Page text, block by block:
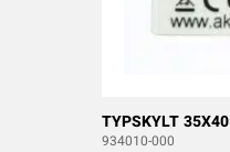
TYPSKYLT 35X40
934010-000